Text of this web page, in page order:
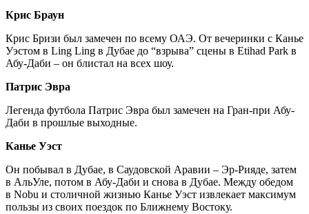
Крис Браун
Крис Бризи был замечен по всему ОАЭ. От вечеринки с Канье
Уэстом в Ling Ling в Дубае до “взрыва” сцены в Etihad Park в
Абу-Даби – он блистал на всех шоу.
Патрис Эвра
Легенда футбола Патрис Эвра был замечен на Гран-при Абу-
Даби в прошлые выходные.
Канье Уэст
Он побывал в Дубае, в Саудовской Аравии – Эр-Рияде, затем
в АльУле, потом в Абу-Даби и снова в Дубае. Между обедом
в Nobu и столичной жизнью Канье Уэст извлекает максимум
пользы из своих поездок по Ближнему Востоку.